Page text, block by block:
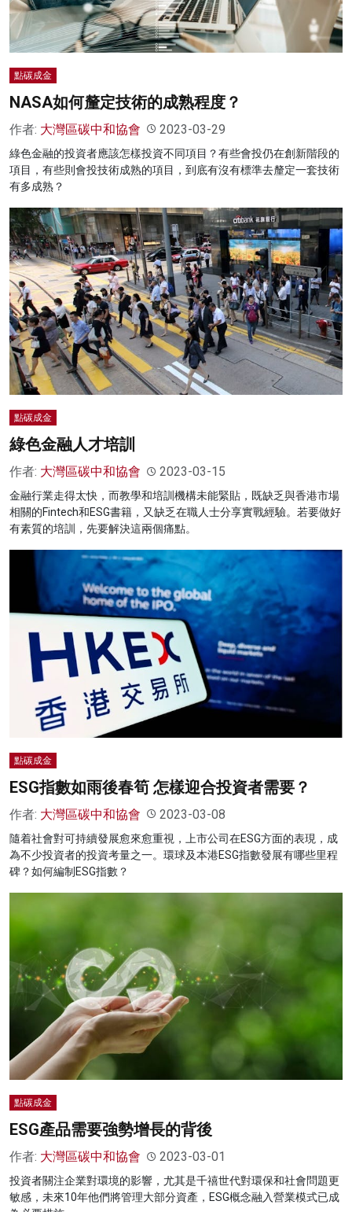
點碳成金
NASA如何釐定技術的成熟程度？
作者: 大灣區碳中和協會 2023-03-29
綠色金融的投資者應該怎樣投資不同項目？有些會投仍在創新階段的
項目，有些則會投技術成熟的項目，到底有沒有標準去釐定一套技術
有多成熟？
點碳成金
綠色金融人才培訓
作者: 大灣區碳中和協會 2023-03-15
金融行業走得太快，而教學和培訓機構未能緊貼，既缺乏與香港市場
相關的Fintech和ESG書籍，又缺乏在職人士分享實戰經驗。若要做好
有素質的培訓，先要解決這兩個痛點。
點碳成金
ESG指數如雨後春筍 怎樣迎合投資者需要？
作者: 大灣區碳中和協會 2023-03-08
隨着社會對可持續發展愈來愈重視，上市公司在ESG方面的表現，成
為不少投資者的投資考量之一。環球及本港ESG指數發展有哪些里程
碑？如何編制ESG指數？
點碳成金
ESG產品需要強勢增長的背後
作者: 大灣區碳中和協會 2023-03-01
投資者關注企業對環境的影響，尤其是千禧世代對環保和社會問題更
敏感，未來10年他們將管理大部分資產，ESG概念融入營業模式已成